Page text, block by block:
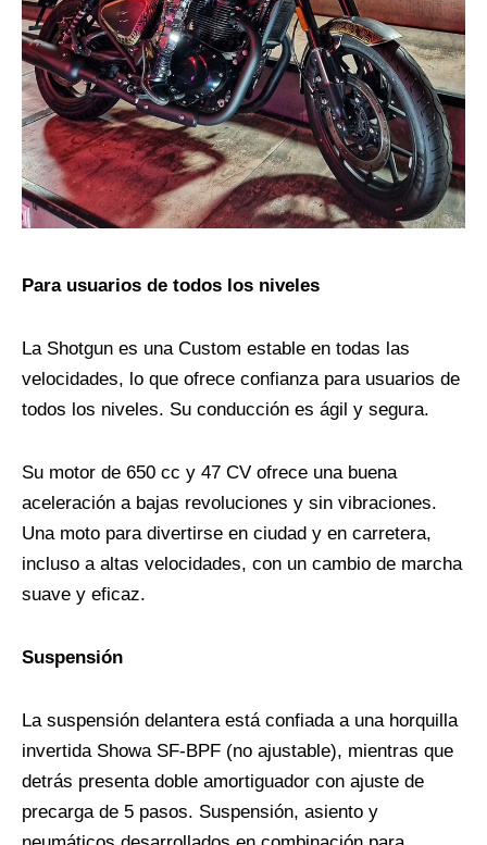
Para usuarios de todos los niveles
La Shotgun es una Custom estable en todas las
velocidades, lo que ofrece confianza para usuarios de
todos los niveles. Su conducción es ágil y segura.
Su motor de 650 cc y 47 CV ofrece una buena
aceleración a bajas revoluciones y sin vibraciones.
Una moto para divertirse en ciudad y en carretera,
incluso a altas velocidades, con un cambio de marcha
suave y eficaz.
Suspensión
La suspensión delantera está confiada a una horquilla
invertida Showa SF-BPF (no ajustable), mientras que
detrás presenta doble amortiguador con ajuste de
precarga de 5 pasos. Suspensión, asiento y